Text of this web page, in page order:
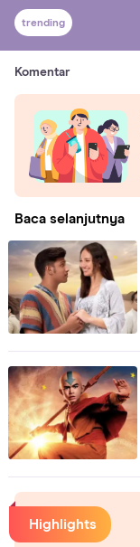
trending
Komentar
Baca selanjutnya
Highlights